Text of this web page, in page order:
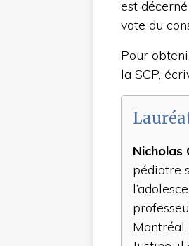
est
vote du
Pour
la SCP,
Nicholas
pédiatre